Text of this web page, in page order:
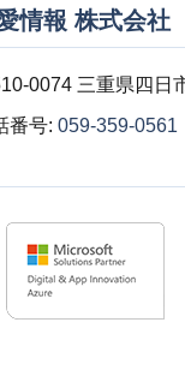
情報 株式会社
0074 三重県四日
番号: 059-359-0561